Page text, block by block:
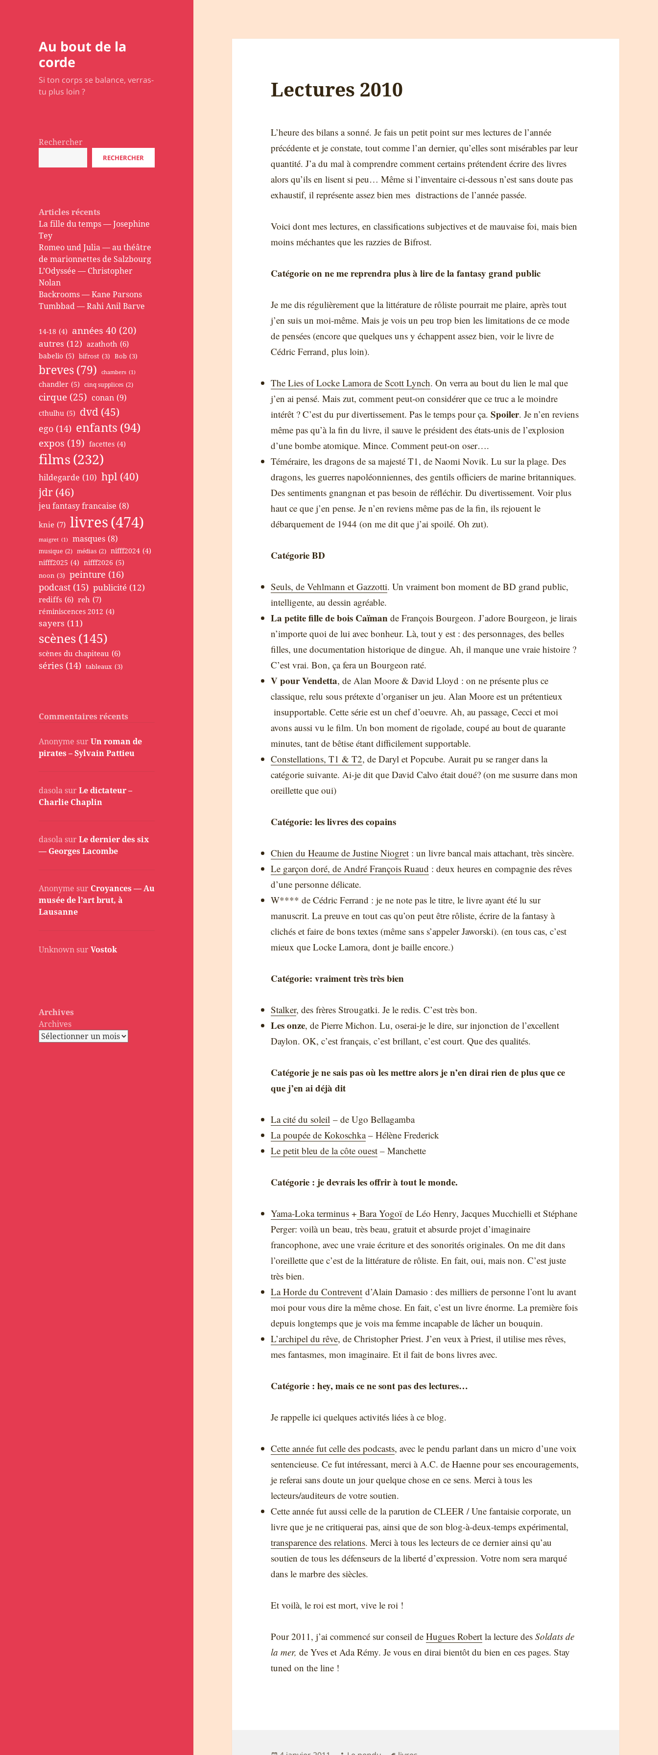
Au bout de la
corde
Si ton corps se balance, verras-
tu plus loin ?
Rechercher
RECHERCHER
Articles récents
La fille du temps — Josephine
Tey
Romeo und Julia — au théâtre
de marionnettes de Salzbourg
L’Odyssée — Christopher
Nolan
Backrooms — Kane Parsons
Tumbbad — Rahi Anil Barve
14-18 (4) années 40 (20)
autres (12) azathoth (6)
babelio (5) bifrost (3) Bob (3)
breves(79) chambers (1)
chandler (5) cinq supplices (2)
cirque (25) conan (9)
cthulhu (5) dvd (45)
ego (14) enfants (94)
expos (19) facettes (4)
films(232)
hildegarde (10) hpl (40)
jdr (46)
jeu fantasy francaise (8)
knie (7) livres(474)
maigret (1) masques (8)
musique (2) médias (2) nifff2024 (4)
nifff2025 (4) nifff2026 (5)
noon (3) peinture (16)
podcast (15) publicité (12)
rediffs (6) reh (7)
réminiscences 2012 (4)
sayers (11)
scènes(145)
scènes du chapiteau (6)
séries (14) tableaux (3)
Commentaires récents
Anonyme surUn roman de
pirates – Sylvain Pattieu
dasolasurLe dictateur –
Charlie Chaplin
dasolasurLe dernier des six
— Georges Lacombe
Anonyme sur Croyances — Au
musée de l’art brut, à
Lausanne
UnknownsurVostok
Archives
Archives
Lectures 2010
L’heure des bilans a sonné. Je fais un petit point sur mes lectures de l’année
précédente et je constate, tout comme l’an dernier, qu’elles sont misérables par leur
quantité. J’a du mal à comprendre comment certains prétendent écrire des livres
alors qu’ils en lisent si peu… Même si l’inventaire ci-dessous n’est sans doute pas
exhaustif, il représente assez bien mes distractions de l’année passée.
Voici dont mes lectures, en classifications subjectives et de mauvaise foi, mais bien
moins méchantes que les razzies de Bifrost.
Catégorie on ne me reprendra plus à lire de la fantasy grand public
Je me dis régulièrement que la littérature de rôliste pourrait me plaire, après tout
j’en suis un moi-même. Mais je vois un peu trop bien les limitations de ce mode
de pensées (encore que quelques uns y échappent assez bien, voir le livre de
Cédric Ferrand, plus loin).
The Lies of Locke Lamora de Scott Lynch. On verra au bout du lien le mal que
j’en ai pensé. Mais zut, comment peut-on considérer que ce truc a le moindre
intérêt ? C’est du pur divertissement. Pas le temps pour ça.Spoiler. Je n’en reviens
même pas qu’à la fin du livre, il sauve le président des états-unis de l’explosion
d’une bombe atomique. Mince. Comment peut-on oser….
Téméraire, les dragons de sa majesté T1, de Naomi Novik. Lu sur la plage. Des
dragons, les guerres napoléonniennes, des gentils officiers de marine britanniques.
Des sentiments gnangnan et pas besoin de réfléchir. Du divertissement. Voir plus
haut ce que j’en pense. Je n’en reviens même pas de la fin, ils rejouent le
débarquement de 1944 (on me dit que j’ai spoilé. Oh zut).
Catégorie BD
Seuls, de Vehlmann et Gazzotti. Un vraiment bon moment de BD grand public,
intelligente, au dessin agréable.
La petite fille de bois Caïmande François Bourgeon. J’adore Bourgeon, je lirais
n’importe quoi de lui avec bonheur. Là, tout y est : des personnages, des belles
filles, une documentation historique de dingue. Ah, il manque une vraie histoire ?
C’est vrai. Bon, ça fera un Bourgeon raté.
V pour Vendetta, de Alan Moore & David Lloyd : on ne présente plus ce
classique, relu sous prétexte d’organiser un jeu. Alan Moore est un prétentieux
insupportable. Cette série est un chef d’oeuvre. Ah, au passage, Cecci et moi
avons aussi vu le film. Un bon moment de rigolade, coupé au bout de quarante
minutes, tant de bêtise étant difficilement supportable.
Constellations, T1 & T2, de Daryl et Popcube. Aurait pu se ranger dans la
catégorie suivante. Ai-je dit que David Calvo était doué? (on me susurre dans mon
oreillette que oui)
Catégorie: les livres des copains
Chien du Heaume de Justine Niogret : un livre bancal mais attachant, très sincère.
Le garçon doré, de André François Ruaud : deux heures en compagnie des rêves
d’une personne délicate.
W**** de Cédric Ferrand : je ne note pas le titre, le livre ayant été lu sur
manuscrit. La preuve en tout cas qu’on peut être rôliste, écrire de la fantasy à
clichés et faire de bons textes (même sans s’appeler Jaworski). (en tous cas, c’est
mieux que Locke Lamora, dont je baille encore.)
Catégorie: vraiment très très bien
Stalker, des frères Strougatki. Je le redis. C’est très bon.
Les onze, de Pierre Michon. Lu, oserai-je le dire, sur injonction de l’excellent
Daylon. OK, c’est français, c’est brillant, c’est court. Que des qualités.
Catégorie je ne sais pas où les mettre alors je n’en dirai rien de plus que ce
que j’en ai déjà dit
La cité du soleil – de Ugo Bellagamba
La poupée de Kokoschka– Hélène Frederick
Le petit bleu de la côte ouest – Manchette
Catégorie : je devrais les offrir à tout le monde.
Yama-Loka terminus + Bara Yogoïde Léo Henry, Jacques Mucchielli et Stéphane
Perger: voilà un beau, très beau, gratuit et absurde projet d’imaginaire
francophone, avec une vraie écriture et des sonorités originales. On me dit dans
l’oreillette que c’est de la littérature de rôliste. En fait, oui, mais non. C’est juste
très bien.
La Horde du Contrevent d’Alain Damasio : des milliers de personne l’ont lu avant
moi pour vous dire la même chose. En fait, c’est un livre énorme. La première fois
depuis longtemps que je vois ma femme incapable de lâcher un bouquin.
L’archipel du rêve, de Christopher Priest. J’en veux à Priest, il utilise mes rêves,
mes fantasmes, mon imaginaire. Et il fait de bons livres avec.
Catégorie : hey, mais ce ne sont pas des lectures…
Je rappelle ici quelques activités liées à ce blog.
Cette année fut celle des podcasts, avec le pendu parlant dans un micro d’une voix
sentencieuse. Ce fut intéressant, merci à A.C. de Haenne pour ses encouragements,
je referai sans doute un jour quelque chose en ce sens. Merci à tous les
lecteurs/auditeurs de votre soutien.
Cette année fut aussi celle de la parution de CLEER / Une fantaisie corporate, un
livre que je ne critiquerai pas, ainsi que de son blog-à-deux-temps expérimental,
transparence des relations. Merci à tous les lecteurs de ce dernier ainsi qu’au
soutien de tous les défenseurs de la liberté d’expression. Votre nom sera marqué
dans le marbre des siècles.
Et voilà, le roi est mort, vive le roi !
Pour 2011, j’ai commencé sur conseil deHugues Robert la lecture desSoldats de
la mer, de Yves et Ada Rémy. Je vous en dirai bientôt du bien en ces pages. Stay
tuned on the line !